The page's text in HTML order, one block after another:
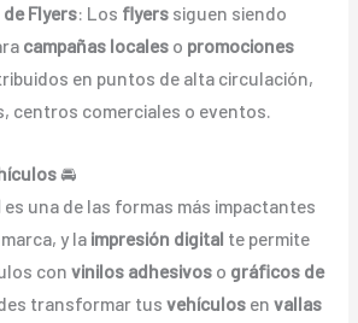
Flyers: Los flyers siguen siendo
campañas locales o promociones
en puntos de alta circulación,
centros comerciales o eventos.
🚘
es una de las formas más impactantes
y la impresión digital te permite
con vinilos adhesivoso gráficos de
transformar tus vehículosen vallas